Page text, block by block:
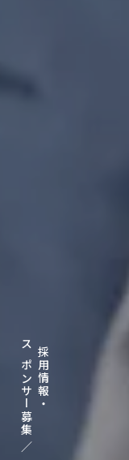
採用情報・
スポンサー募集 ／